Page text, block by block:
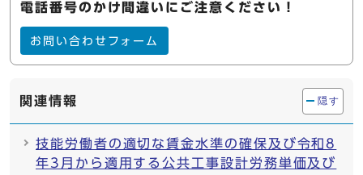
電話番号のかけ間違いにご注意ください！
お問い合わせフォーム
関連情報 隠す
技能労働者の適切な賃金水準の確保及び令和8
年3月から適用する公共工事設計労務単価及び